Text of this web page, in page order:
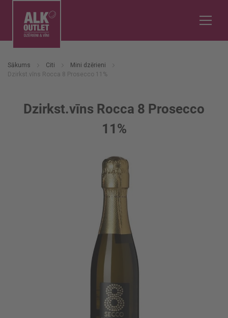
Sākums Citi
Mini dzērieni
Dzirkst.vīns Rocca 8 Prosecco 11%
Dzirkst.vīns Rocca 8 Prosecco
11%